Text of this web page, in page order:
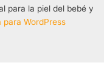
para la piel del bebé y
para WordPress